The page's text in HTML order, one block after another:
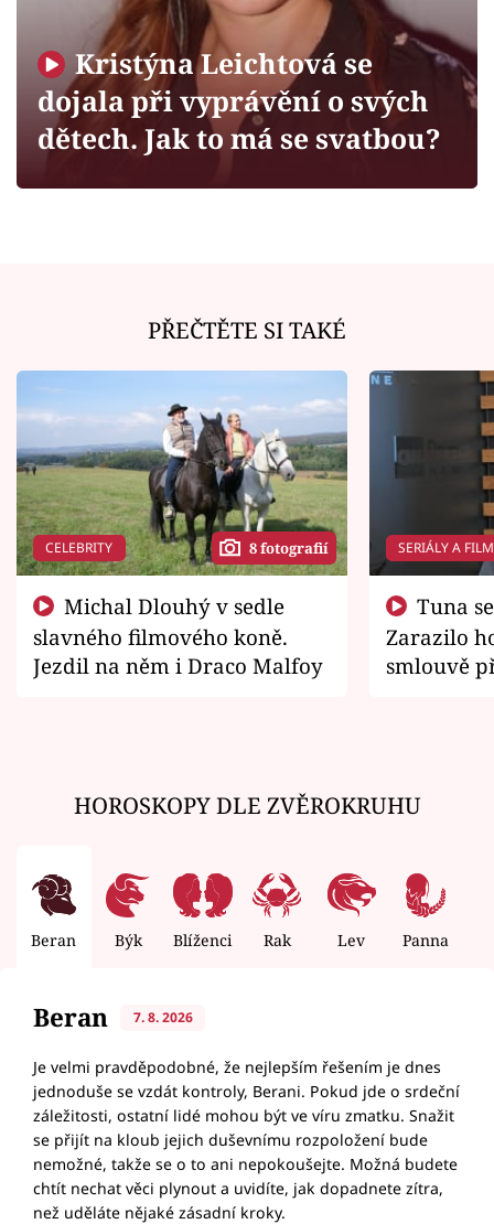
Sledujte prima+
Filmový festival Karlovy Vary
Sledujte nás
Kristýna Leichtová se
dojala při vyprávění o svých
dětech. Jak to má se svatbou?
PŘEČTĚTE SI TAKÉ
CELEBRITY 8 fotografií
slavného filmového koně.
Jezdil na něm i Draco Malfoy
SERIÁLY A
Zarazilo
smlouvě
HOROSKOPY DLE ZVĚROKRUHU
Beran Býk Blíženci Rak Lev Panna
Beran 7. 8. 2026
Je velmi pravděpodobné, že nejlepším řešením je dnes
jednoduše se vzdát kontroly, Berani. Pokud jde o srdeční
záležitosti, ostatní lidé mohou být ve víru zmatku. Snažit
se přijít na kloub jejich duševnímu rozpoložení bude
nemožné, takže se o to ani nepokoušejte. Možná budete
chtít nechat věci plynout a uvidíte, jak dopadnete zítra,
než uděláte nějaké zásadní kroky.